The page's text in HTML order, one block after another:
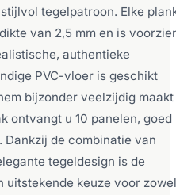
tegelpatroon. Elke
van 2,5 mm en is
authentieke
PVC-vloer is geschikt
bijzonder veelzijdig maakt
ontvangt u 10 panelen, goed
Dankzij de combinatie van
tegeldesign is de
uitstekende keuze voor zowel